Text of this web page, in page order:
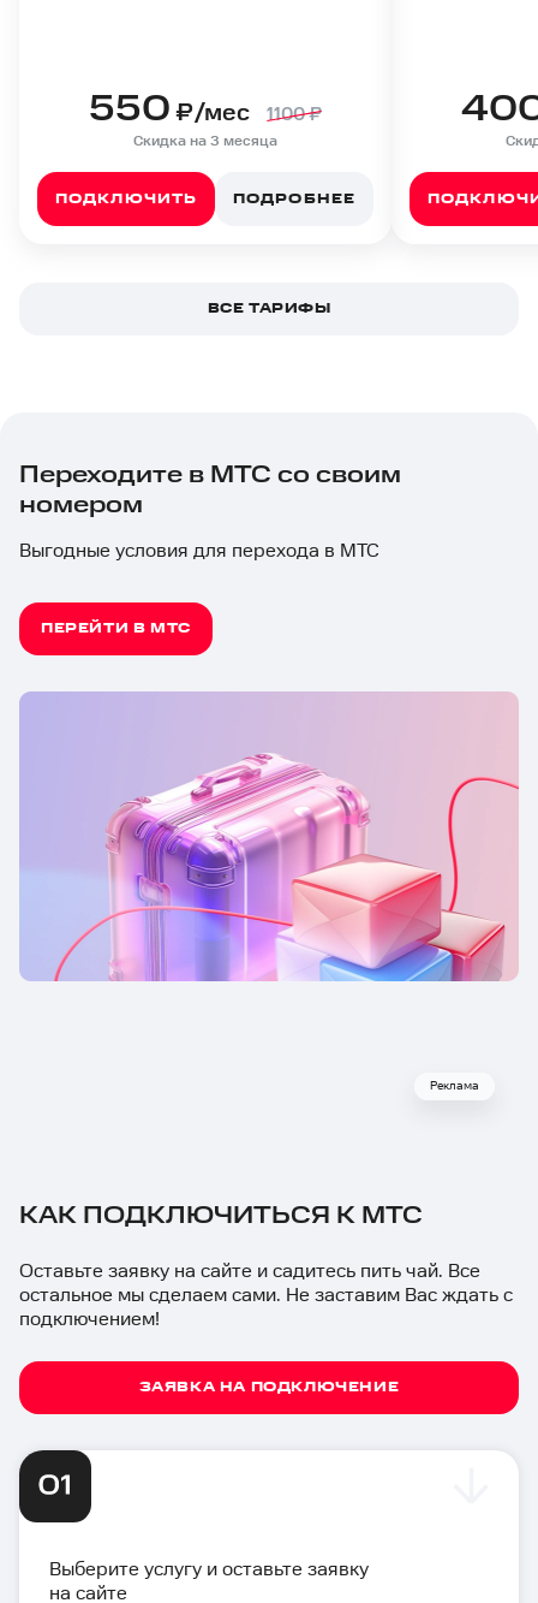
550 ₽/мес 1100₽
Скидка на 3 месяца
ПОДКЛЮЧИТЬ ПОДРОБНЕЕ
ВСЕ ТАРИФЫ
Переходите в МТС со своим
номером
Выгодные условия для перехода в МТС
ПЕРЕЙТИ В МТС
Реклама
КАК ПОДКЛЮЧИТЬСЯ К МТС
Оставьте заявку на сайте и садитесь пить чай. Все
остальное мы сделаем сами. Не заставим Вас ждать с
подключением!
ЗАЯВКА НА ПОДКЛЮЧЕНИЕ
Выберите услугу и оставьте заявку
на сайте